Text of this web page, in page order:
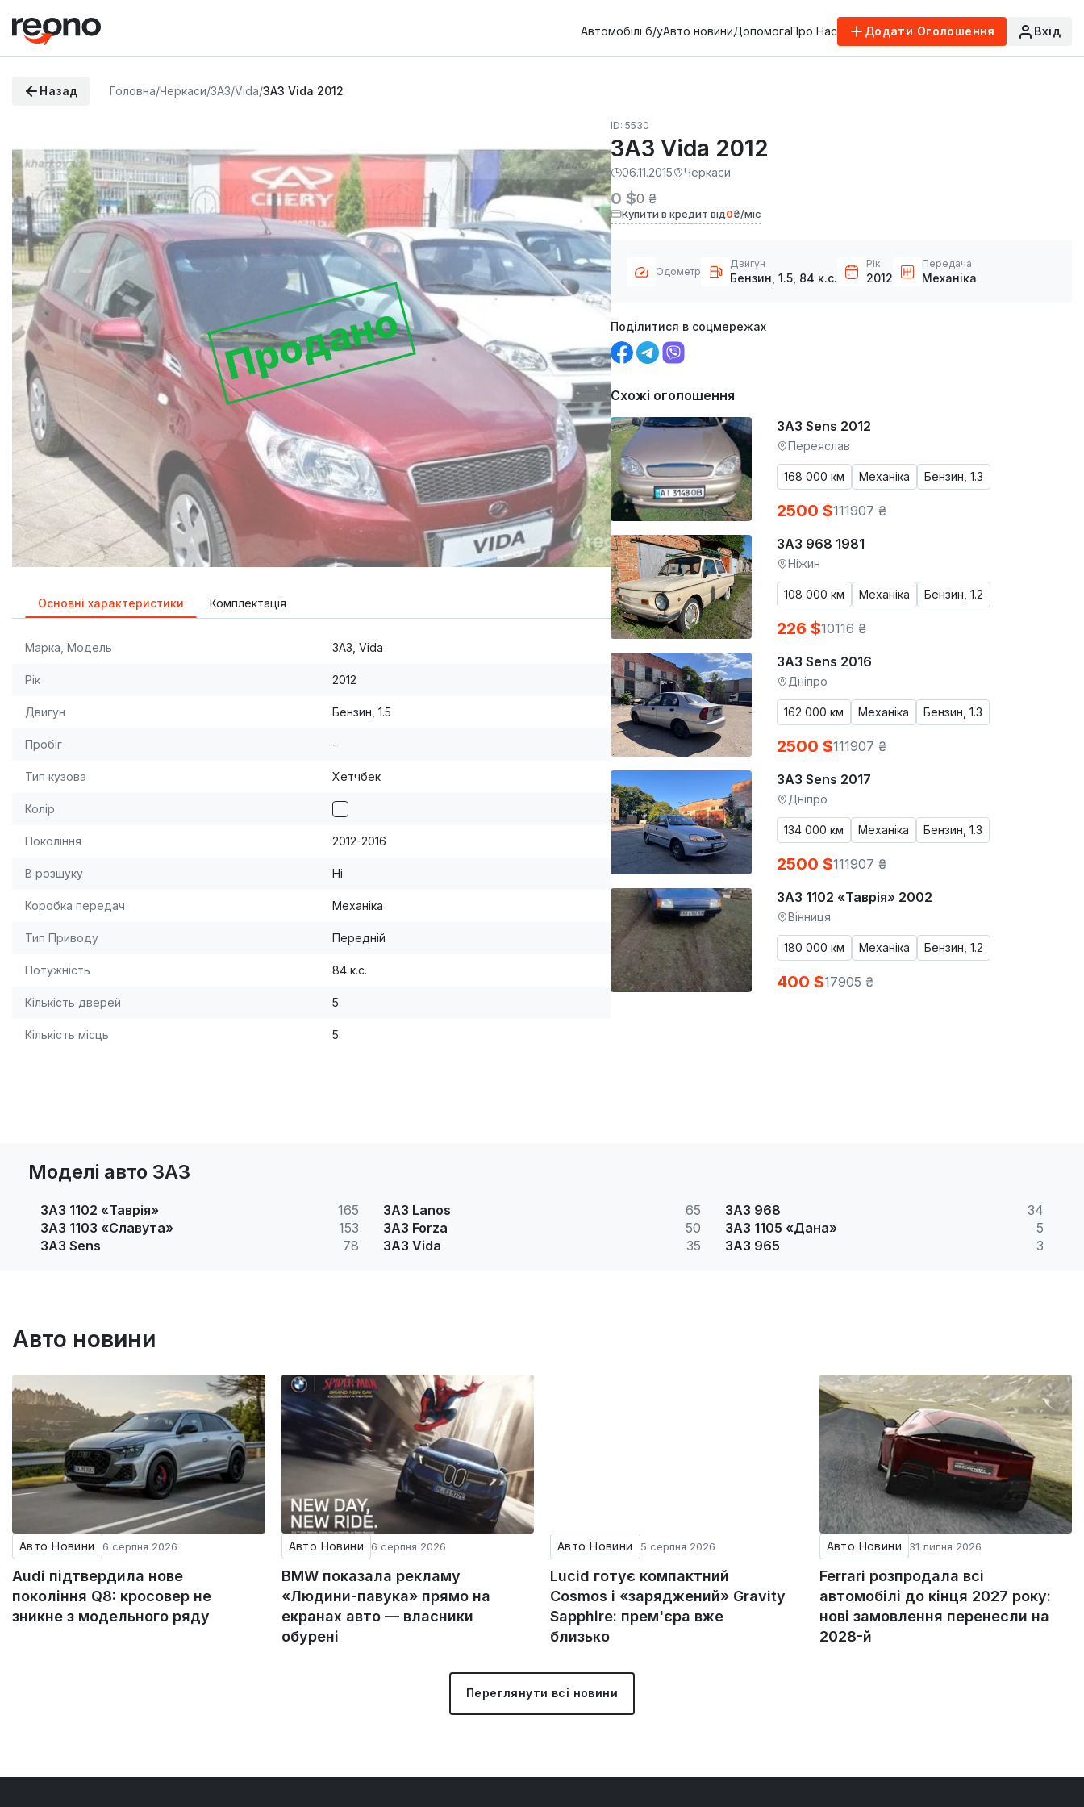
Автомобілі б/уАвто новиниДопомогаПро Нас Додати Оголошення Вхід
Назад Головна/Черкаси/ЗАЗ/Vida/ЗАЗ Vida 2012
Продано
Основні характеристики Комплектація
Марка, Модель ЗАЗ, Vida
Рік 2012
Двигун Бензин, 1.5
Пробіг -
Тип кузова Хетчбек
Колір
Покоління 2012-2016
В розшуку Ні
Коробка передач Механіка
Тип Приводу Передній
Потужність 84 к.с.
Кількість дверей 5
Кількість місць 5
ID: 5530
ЗАЗ Vida 2012
06.11.2015 Черкаси
0 $0 ₴
Купити в кредит від0₴/міс
Одометр
Двигун
Бензин, 1.5, 84 к.с.
Рік
2012
Передача
Механіка
Поділитися в соцмережах
Схожі оголошення
ЗАЗ Sens 2012
Переяслав
168 000 км Механіка Бензин, 1.3
2500 $111907 ₴
ЗАЗ 968 1981
Ніжин
108 000 км Механіка Бензин, 1.2
226 $10116 ₴
ЗАЗ Sens 2016
Дніпро
162 000 км Механіка Бензин, 1.3
2500 $111907 ₴
ЗАЗ Sens 2017
Дніпро
134 000 км Механіка Бензин, 1.3
2500 $111907 ₴
ЗАЗ 1102 «Таврія» 2002
Вінниця
180 000 км Механіка Бензин, 1.2
400 $17905 ₴
Моделі авто ЗАЗ
ЗАЗ 1102 «Таврія»
165
ЗАЗ 1103 «Славута»
153
ЗАЗ Sens
78
ЗАЗ Lanos
65
ЗАЗ Forza
50
ЗАЗ Vida
35
ЗАЗ 968
34
ЗАЗ 1105 «Дана»
5
ЗАЗ 965
3
Авто новини
Авто Новини 6 серпня 2026
Audi підтвердила нове
покоління Q8: кросовер не
зникне з модельного ряду
Авто Новини 6 серпня 2026
BMW показала рекламу
«Людини-павука» прямо на
екранах авто — власники
обурені
Авто Новини 5 серпня 2026
Lucid готує компактний
Cosmos і «заряджений» Gravity
Sapphire: прем'єра вже
близько
Авто Новини 31 липня 2026
Ferrari розпродала всі
автомобілі до кінця 2027 року:
нові замовлення перенесли на
2028-й
Переглянути всі новини